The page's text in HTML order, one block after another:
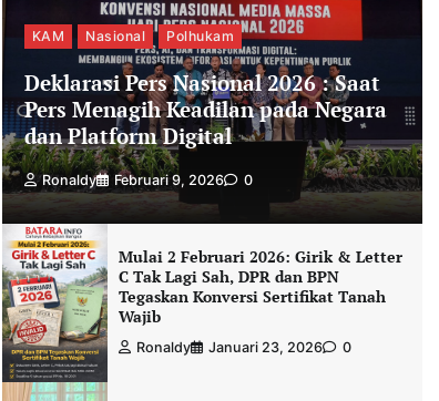
KAM Nasional Polhukam
Deklarasi Pers Nasional 2026 : Saat
Pers Menagih Keadilan pada Negara
dan Platform Digital
Ronaldy Februari 9, 2026 0
Mulai 2 Februari 2026: Girik & Letter
C Tak Lagi Sah, DPR dan BPN
Tegaskan Konversi Sertifikat Tanah
Wajib
Ronaldy Januari 23, 2026 0